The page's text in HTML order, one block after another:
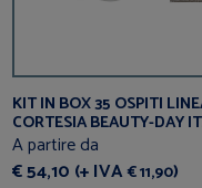
KIT IN BOX 35 OSPITI
CORTESIA BEAUTY-DAY
A partire da
€ 54,10 (+ IVA€ 11,90)